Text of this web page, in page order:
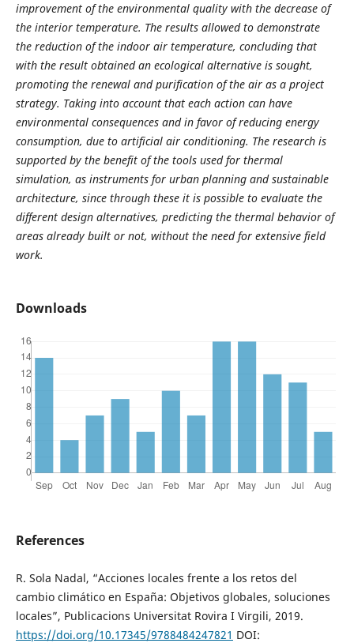
improvement of the environmental quality with the decrease of
the interior temperature. The results allowed to demonstrate
the reduction of the indoor air temperature, concluding that
with the result obtained an ecological alternative is sought,
promoting the renewal and purification of the air as a project
strategy. Taking into account that each action can have
environmental consequences and in favor of reducing energy
consumption, due to artificial air conditioning. The research is
supported by the benefit of the tools used for thermal
simulation, as instruments for urban planning and sustainable
architecture, since through these it is possible to evaluate the
different design alternatives, predicting the thermal behavior of
areas already built or not, without the need for extensive field
work.
Downloads
References
R. Sola Nadal, “Acciones locales frente a los retos del
cambio climático en España: Objetivos globales, soluciones
locales”, Publicacions Universitat Rovira I Virgili, 2019.
https://doi.org/10.17345/9788484247821 DOI: